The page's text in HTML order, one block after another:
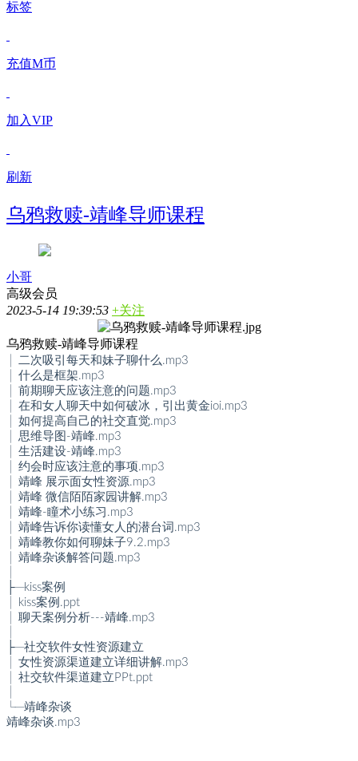
标签
充值M币
加入VIP
刷新
乌鸦救赎-靖峰导师课程
小哥
高级会员
2023-5-14 19:39:53 +关注
乌鸦救赎-靖峰导师课程
│ 二次吸引每天和妹子聊什么.mp3
│ 什么是框架.mp3
│ 前期聊天应该注意的问题.mp3
│ 在和女人聊天中如何破冰，引出黄金ioi.mp3
│ 如何提高自己的社交直觉.mp3
│ 思维导图-靖峰.mp3
│ 生活建设-靖峰.mp3
│ 约会时应该注意的事项.mp3
│ 靖峰 展示面女性资源.mp3
│ 靖峰 微信陌陌家园讲解.mp3
│ 靖峰-瞳术小练习.mp3
│ 靖峰告诉你读懂女人的潜台词.mp3
│ 靖峰教你如何聊妹子9.2.mp3
│ 靖峰杂谈解答问题.mp3
├─kiss案例
│ kiss案例.ppt
│ 聊天案例分析---靖峰.mp3
├─社交软件女性资源建立
│ 女性资源渠道建立详细讲解.mp3
│ 社交软件渠道建立PPt.ppt
└─靖峰杂谈
靖峰杂谈.mp3